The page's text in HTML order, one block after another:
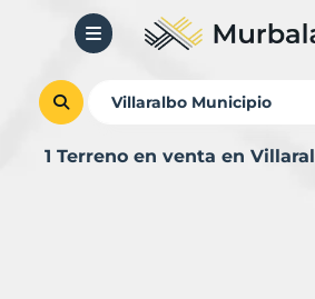
1 Terreno en venta en